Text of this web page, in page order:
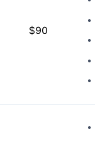
$90